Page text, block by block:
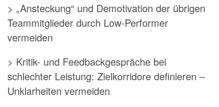
> „Ansteckung“ und Demotivation der übrigen
Teammitglieder durch Low-Performer
vermeiden
> Kritik- und Feedbackgespräche bei
schlechter Leistung: Zielkorridore definieren –
Unklarheiten vermeiden